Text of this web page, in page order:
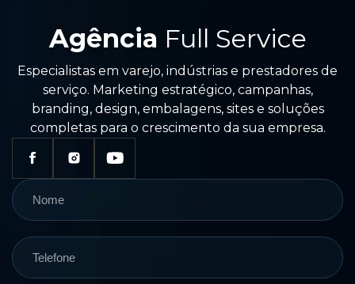
Agência Full Service
Especialistas em varejo, indústrias e prestadores de
serviço. Marketing estratégico, campanhas,
branding, design, embalagens, sites e soluções
completas para o crescimento da sua empresa.